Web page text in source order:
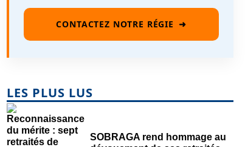
CONTACTEZ NOTRE RÉGIE ➜
LES PLUS LUS
SOBRAGA rend hommage au